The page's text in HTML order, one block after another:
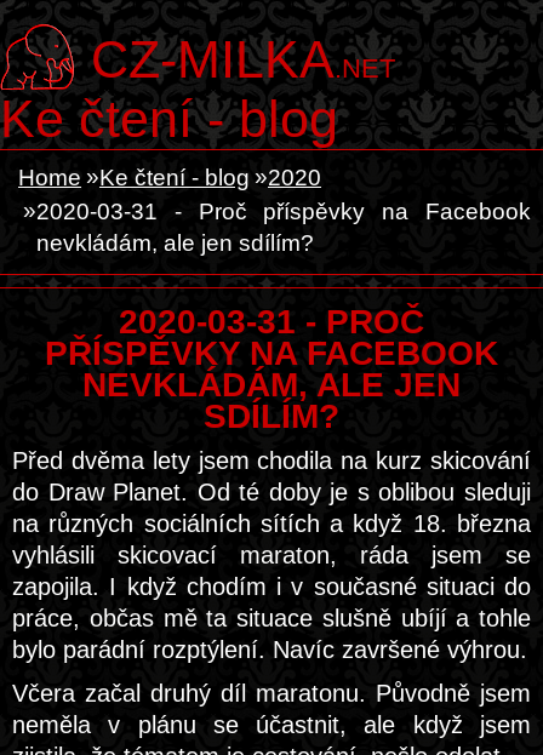
CZ-MILKA.NET
Ke čtení - blog
Home Ke čtení - blog
2020
2020-03-31 - Proč příspěvky na Facebook
nevkládám, ale jen sdílím?
2020-03-31 - PROČ
PŘÍSPĚVKY NA FACEBOOK
NEVKLÁDÁM, ALE JEN
SDÍLÍM?
Před dvěma lety jsem chodila na kurz skicování
do Draw Planet. Od té doby je s oblibou sleduji
na různých sociálních sítích a když 18. března
vyhlásili skicovací maraton, ráda jsem se
zapojila. I když chodím i v současné situaci do
práce, občas mě ta situace slušně ubíjí a tohle
bylo parádní rozptýlení. Navíc završené výhrou.
Včera začal druhý díl maratonu. Původně jsem
neměla v plánu se účastnit, ale když jsem